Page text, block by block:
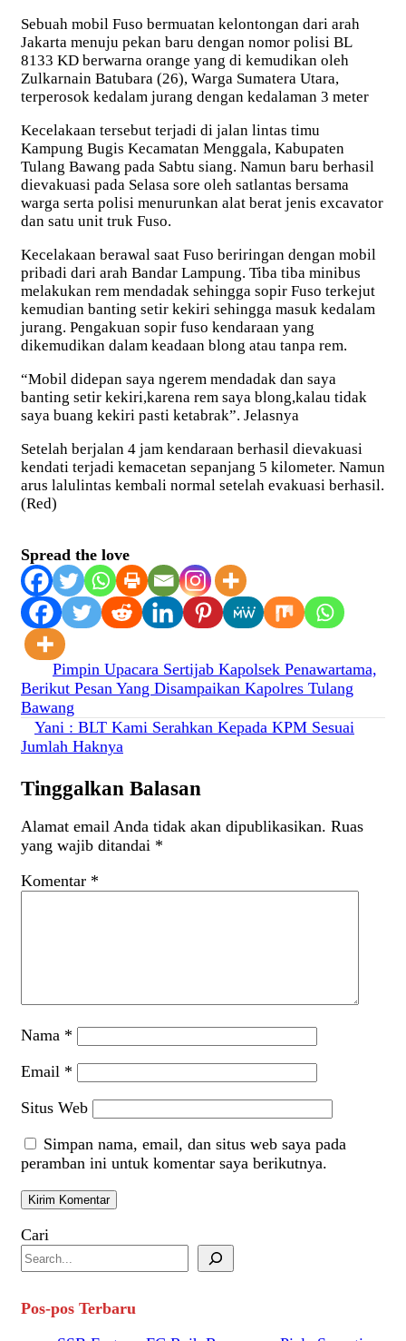
Sebuah mobil Fuso bermuatan kelontongan dari arah
Jakarta menuju pekan baru dengan nomor polisi BL
8133 KD berwarna orange yang di kemudikan oleh
Zulkarnain Batubara (26), Warga Sumatera Utara,
terperosok kedalam jurang dengan kedalaman 3 meter
Kecelakaan tersebut terjadi di jalan lintas timu
Kampung Bugis Kecamatan Menggala, Kabupaten
Tulang Bawang pada Sabtu siang. Namun baru berhasil
dievakuasi pada Selasa sore oleh satlantas bersama
warga serta polisi menurunkan alat berat jenis excavator
dan satu unit truk Fuso.
Kecelakaan berawal saat Fuso beriringan dengan mobil
pribadi dari arah Bandar Lampung. Tiba tiba minibus
melakukan rem mendadak sehingga sopir Fuso terkejut
kemudian banting setir kekiri sehingga masuk kedalam
jurang. Pengakuan sopir fuso kendaraan yang
dikemudikan dalam keadaan blong atau tanpa rem.
“Mobil didepan saya ngerem mendadak dan saya
banting setir kekiri,karena rem saya blong,kalau tidak
saya buang kekiri pasti ketabrak”. Jelasnya
Setelah berjalan 4 jam kendaraan berhasil dievakuasi
kendati terjadi kemacetan sepanjang 5 kilometer. Namun
arus lalulintas kembali normal setelah evakuasi berhasil.
(Red)
Spread the love
Navigasi
pos
Pimpin Upacara Sertijab Kapolsek Penawartama,
Berikut Pesan Yang Disampaikan Kapolres Tulang
Bawang
Yani : BLT Kami Serahkan Kepada KPM Sesuai
Jumlah Haknya
Tinggalkan Balasan
Alamat email Anda tidak akan dipublikasikan. Ruas
yang wajib ditandai *
Komentar *
Nama *
Email *
Situs Web
Simpan nama, email, dan situs web saya pada
peramban ini untuk komentar saya berikutnya.
Cari
Pos-pos Terbaru